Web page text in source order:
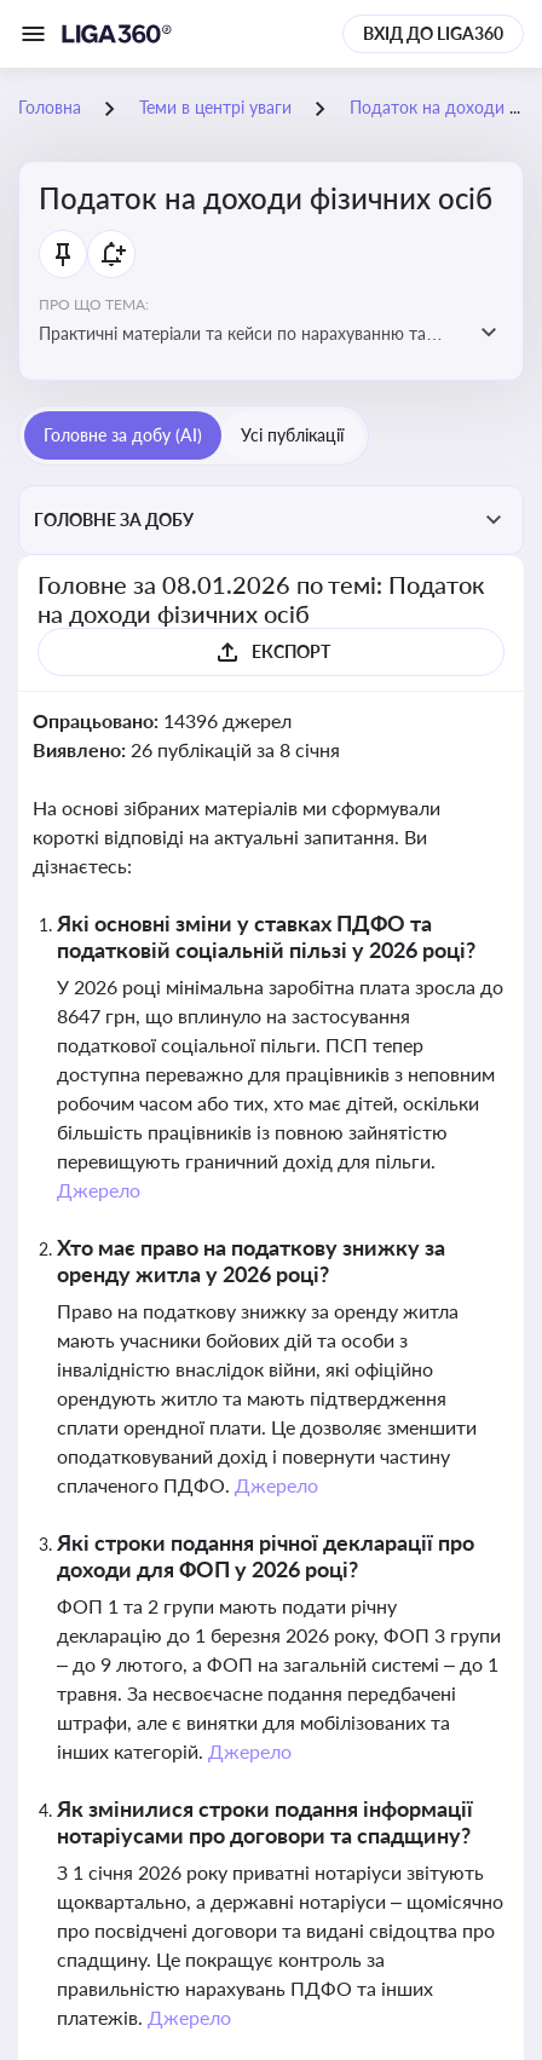
ВХІД ДО LIGA360
Головна Теми в центрі уваги Податок на доходи фізичних осіб
Податок на доходи фізичних осіб
ПРО ЩО ТЕМА:
Практичні матеріали та кейси по нарахуванню та
Головне за добу (AI) Усі публікації
ГОЛОВНЕ ЗА ДОБУ
Головне за 08.01.2026 по темі: Податок
на доходи фізичних осіб
ЕКСПОРТ
Опрацьовано: 14396 джерел
Виявлено: 26 публікацій за 8 січня
На основі зібраних матеріалів ми сформували
короткі відповіді на актуальні запитання. Ви
дізнаєтесь:
Які основні зміни у ставках ПДФО та
податковій соціальній пільзі у 2026 році?
У 2026 році мінімальна заробітна плата зросла до
8647 грн, що вплинуло на застосування
податкової соціальної пільги. ПСП тепер
доступна переважно для працівників з неповним
робочим часом або тих, хто має дітей, оскільки
більшість працівників із повною зайнятістю
перевищують граничний дохід для пільги.
Джерело
Хто має право на податкову знижку за
оренду житла у 2026 році?
Право на податкову знижку за оренду житла
мають учасники бойових дій та особи з
інвалідністю внаслідок війни, які офіційно
орендують житло та мають підтвердження
сплати орендної плати. Це дозволяє зменшити
оподатковуваний дохід і повернути частину
сплаченого ПДФО. Джерело
Які строки подання річної декларації про
доходи для ФОП у 2026 році?
ФОП 1 та 2 групи мають подати річну
декларацію до 1 березня 2026 року, ФОП 3 групи
– до 9 лютого, а ФОП на загальній системі – до 1
травня. За несвоєчасне подання передбачені
штрафи, але є винятки для мобілізованих та
інших категорій. Джерело
Як змінилися строки подання інформації
нотаріусами про договори та спадщину?
З 1 січня 2026 року приватні нотаріуси звітують
щоквартально, а державні нотаріуси – щомісячно
про посвідчені договори та видані свідоцтва про
спадщину. Це покращує контроль за
правильністю нарахувань ПДФО та інших
платежів. Джерело